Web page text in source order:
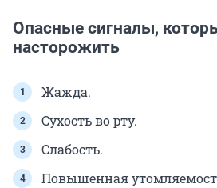
Опасные сигналы,
насторожить
Жажда.
Сухость во рту.
Слабость.
Повышенная